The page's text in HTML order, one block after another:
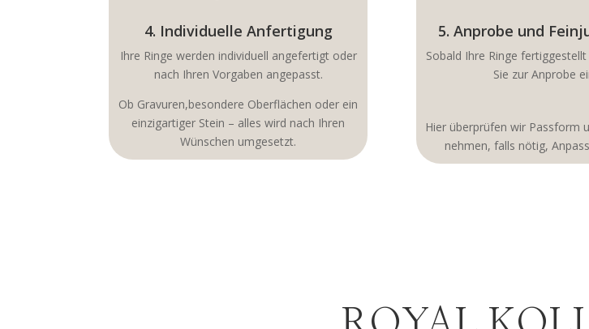
4. Individuelle Anfertigung
Ihre Ringe werden individuell angefertigt oder
nach Ihren Vorgaben angepasst.
Ob Gravuren,besondere Oberflächen oder ein
einzigartiger Stein – alles wird nach Ihren
Wünschen umgesetzt.
5. Anprobe und
Sobald Ihre Ringe
Sie zur Anprobe
Hier überprüfen wir Passform
nehmen, falls nötig,